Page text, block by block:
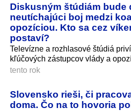
Diskusným štúdiám bude
neutíchajúci boj medzi
opozíciou. Kto sa cez
postaví?
Televízne a rozhlasové štúdiá
kľúčových zástupcov vlády a
tento rok
Slovensko rieši, či
doma. Čo na to hovoria